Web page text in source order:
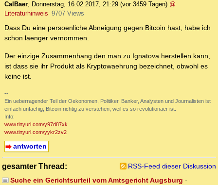
CalBaer, Donnerstag, 16.02.2017, 21:29 (vor 3459 Tagen) @
Literaturhinweis 9707 Views
Dass Du eine persoenliche Abneigung gegen Bitcoin hast, habe ich
schon laenger vernommen.
Der einzige Zusammenhang den man zu Ignatova herstellen kann,
ist dass sie ihr Produkt als Kryptowaehrung bezeichnet, obwohl es
keine ist.
--
Ein ueberragender Teil der Oekonomen, Politiker, Banker, Analysten und Journalisten ist
einfach unfaehig, Bitcoin richtig zu verstehen, weil es so revolutionaer ist.
Info:
www.tinyurl.com/y97d87xk
www.tinyurl.com/yykr2zv2
antworten
gesamter Thread:
RSS-Feed dieser Diskussion
Suche ein Gerichtsurteil vom Amtsgericht Augsburg -